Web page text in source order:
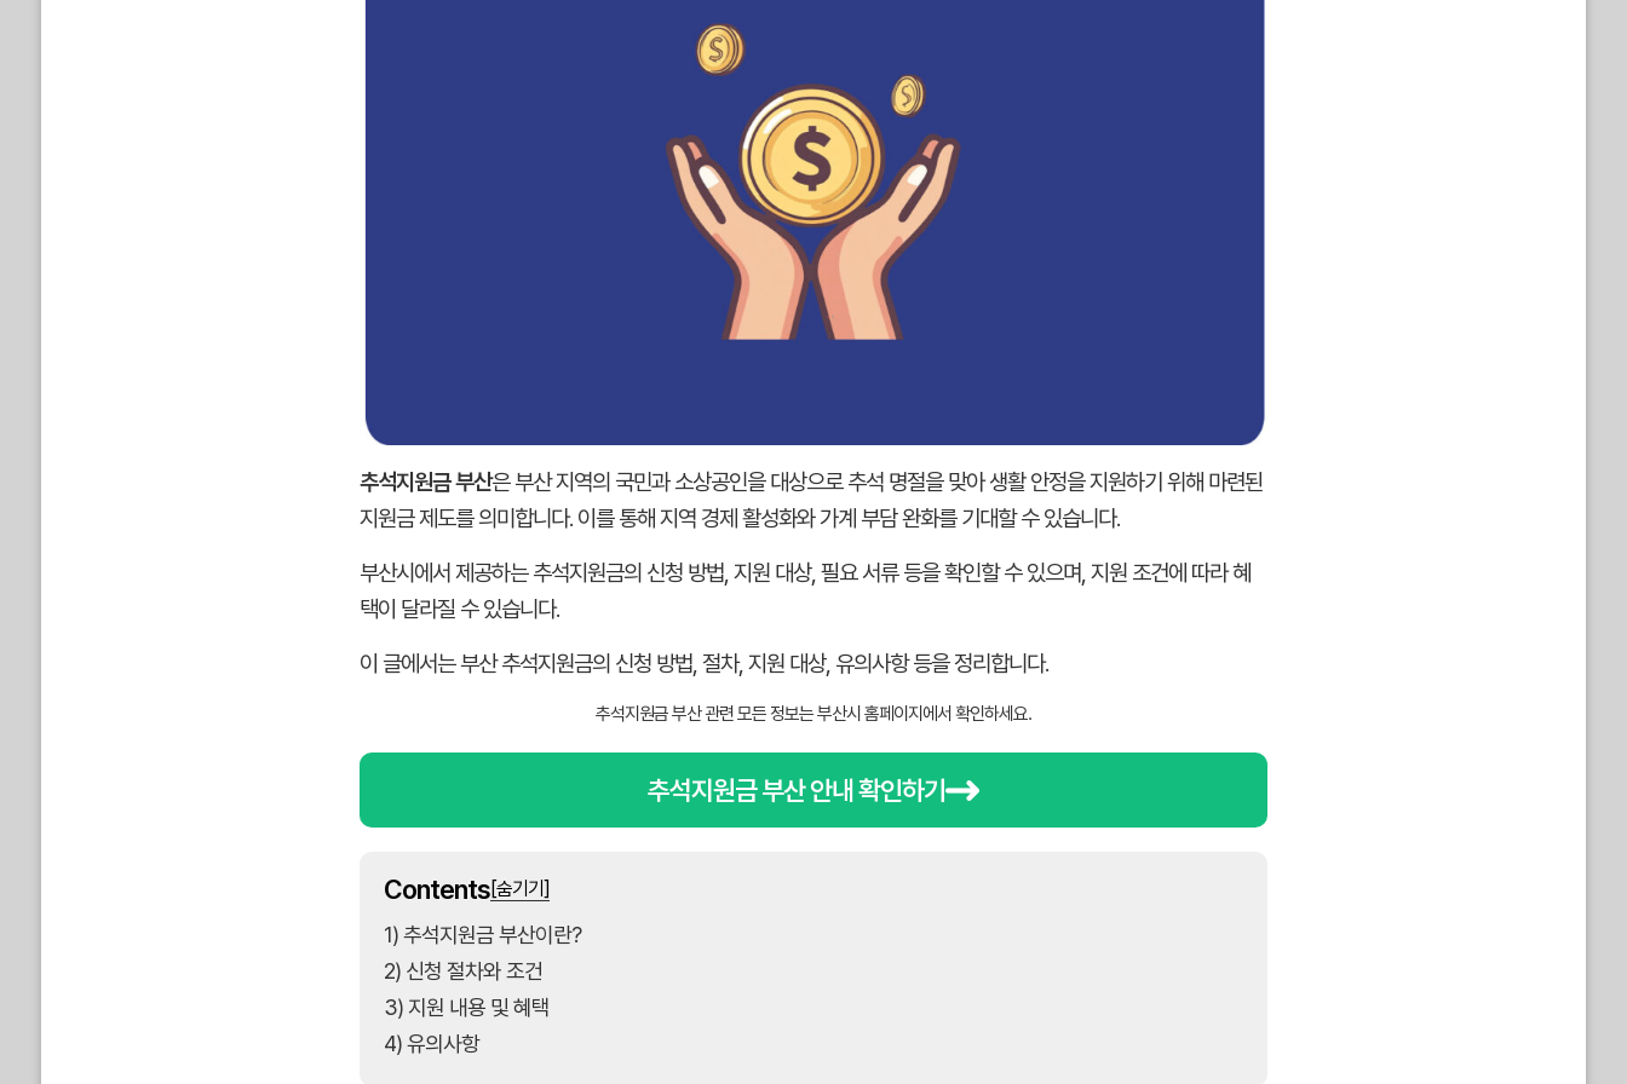
추석지원금 부산은 부산 지역의 국민과 소상공인을 대상으로 추석 명절을 맞아 생활 안정을 지원하기 위해 마련된
지원금 제도를 의미합니다. 이를 통해 지역 경제 활성화와 가계 부담 완화를 기대할 수 있습니다.
부산시에서 제공하는 추석지원금의 신청 방법, 지원 대상, 필요 서류 등을 확인할 수 있으며, 지원 조건에 따라 혜
택이 달라질 수 있습니다.
이 글에서는 부산 추석지원금의 신청 방법, 절차, 지원 대상, 유의사항 등을 정리합니다.
추석지원금 부산 관련 모든 정보는 부산시 홈페이지에서 확인하세요.
추석지원금 부산 안내 확인하기
Contents[숨기기]
1) 추석지원금 부산이란?
2) 신청 절차와 조건
3) 지원 내용 및 혜택
4) 유의사항